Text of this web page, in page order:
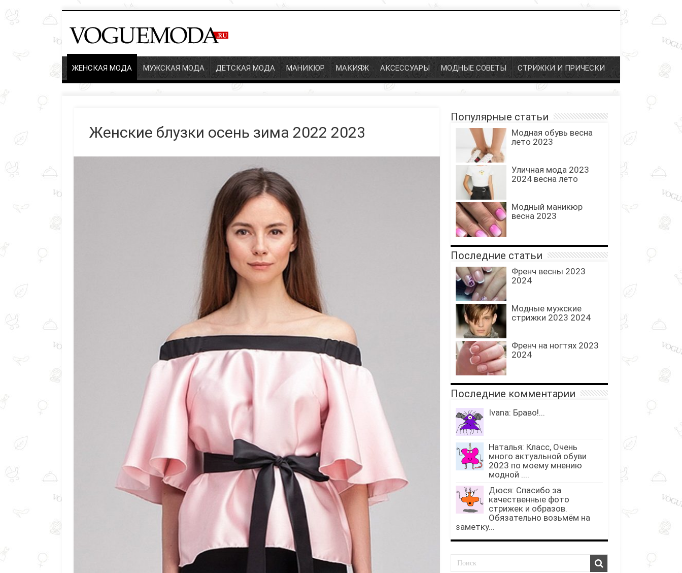
ЖЕНСКАЯ МОДА МУЖСКАЯ МОДА ДЕТСКАЯ МОДА МАНИКЮР МАКИЯЖ АКСЕССУАРЫ МОДНЫЕ СОВЕТЫ СТРИЖКИ И ПРИЧЕСКИ
Женские блузки осень зима 2022 2023
Популярные статьи
Модная обувь весна
лето 2023
Уличная мода 2023
2024 весна лето
Модный маникюр
весна 2023
Последние статьи
Френч весны 2023
2024
Модные мужские
стрижки 2023 2024
Френч на ногтях 2023
2024
Последние комментарии
Ivana: Браво!...
Наталья: Класс, Очень
много актуальной обуви
2023 по моему мнению
модной ....
Дюся: Спасибо за
качественные фото
стрижек и образов.
Обязательно возьмём на
заметку...